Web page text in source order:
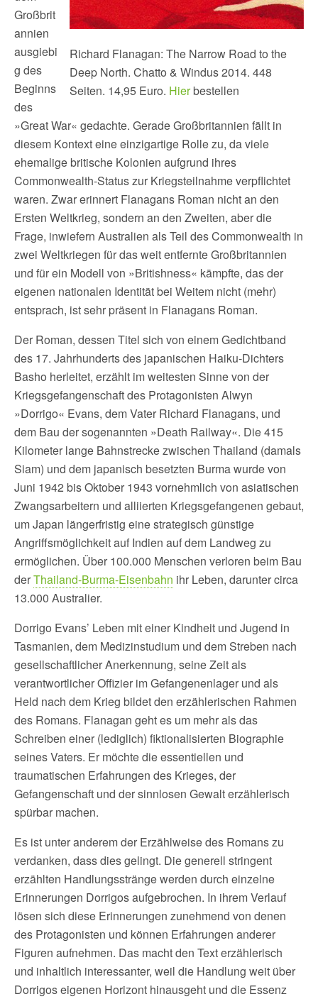
Richard Flanagan: The Narrow Road to the
Deep North. Chatto & Windus 2014. 448
Seiten. 14,95 Euro. Hierbestellen
Großbrit
annien
ausgiebi
g des
Beginns
des
»Great War« gedachte. Gerade Großbritannien fällt in
diesem Kontext eine einzigartige Rolle zu, da viele
ehemalige britische Kolonien aufgrund ihres
Commonwealth-Status zur Kriegsteilnahme verpflichtet
waren. Zwar erinnert Flanagans Roman nicht an den
Ersten Weltkrieg, sondern an den Zweiten, aber die
Frage, inwiefern Australien als Teil des Commonwealth in
zwei Weltkriegen für das weit entfernte Großbritannien
und für ein Modell von »Britishness« kämpfte, das der
eigenen nationalen Identität bei Weitem nicht (mehr)
entsprach, ist sehr präsent in Flanagans Roman.
Der Roman, dessen Titel sich von einem Gedichtband
des 17. Jahrhunderts des japanischen Haiku-Dichters
Basho herleitet, erzählt im weitesten Sinne von der
Kriegsgefangenschaft des Protagonisten Alwyn
»Dorrigo« Evans, dem Vater Richard Flanagans, und
dem Bau der sogenannten »Death Railway«. Die 415
Kilometer lange Bahnstrecke zwischen Thailand (damals
Siam) und dem japanisch besetzten Burma wurde von
Juni 1942 bis Oktober 1943 vornehmlich von asiatischen
Zwangsarbeitern und alliierten Kriegsgefangenen gebaut,
um Japan längerfristig eine strategisch günstige
Angriffsmöglichkeit auf Indien auf dem Landweg zu
ermöglichen. Über 100.000 Menschen verloren beim Bau
derThailand-Burma-Eisenbahn ihr Leben, darunter circa
13.000 Australier.
Dorrigo Evans’ Leben mit einer Kindheit und Jugend in
Tasmanien, dem Medizinstudium und dem Streben nach
gesellschaftlicher Anerkennung, seine Zeit als
verantwortlicher Offizier im Gefangenenlager und als
Held nach dem Krieg bildet den erzählerischen Rahmen
des Romans. Flanagan geht es um mehr als das
Schreiben einer (lediglich) fiktionalisierten Biographie
seines Vaters. Er möchte die essentiellen und
traumatischen Erfahrungen des Krieges, der
Gefangenschaft und der sinnlosen Gewalt erzählerisch
spürbar machen.
Es ist unter anderem der Erzählweise des Romans zu
verdanken, dass dies gelingt. Die generell stringent
erzählten Handlungsstränge werden durch einzelne
Erinnerungen Dorrigos aufgebrochen. In ihrem Verlauf
lösen sich diese Erinnerungen zunehmend von denen
des Protagonisten und können Erfahrungen anderer
Figuren aufnehmen. Das macht den Text erzählerisch
und inhaltlich interessanter, weil die Handlung weit über
Dorrigos eigenen Horizont hinausgeht und die Essenz